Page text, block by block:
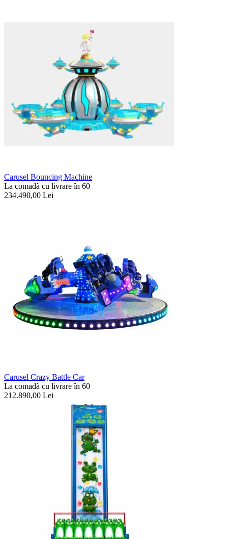
Carusel Bouncing Machine
La comadã cu livrare în 60
234.490,00 Lei
Carusel Crazy Battle Car
La comadã cu livrare în 60
212.890,00 Lei